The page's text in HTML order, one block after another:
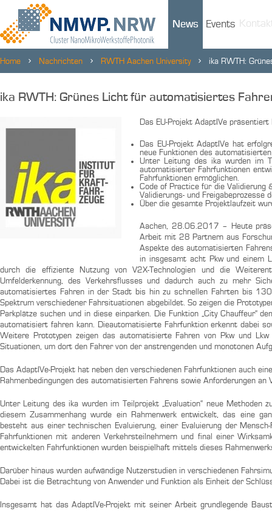
News Events
Home Nachrichten RWTH Aachen University ika RWTH:
ika RWTH: Grünes Licht für automatisiertes
Das EU-Projekt AdaptIVe
Das EU-Projekt AdaptIVe hat
neue Funktionen des
Unter Leitung des ika wurden im
automatisierter Fahrfunktionen
Fahrfunktionen ermöglichen.
Code of Practice für die Validierung
Validierungs- und Freigabeprozesse
Über die gesamte Projektlaufzeit
Aachen, 28.06.2017 – Heute
Arbeit mit 28 Partnern aus
Aspekte des automatisierten
in insgesamt acht Pkw und einem
durch die effiziente Nutzung von V2X-Technologien und die
Umfelderkennung, des Verkehrsflusses und dadurch auch zu mehr
automatisiertes Fahren in der Stadt bis hin zu schnellen Fahrten bis
Spektrum verschiedener Fahrsituationen abgebildet. So zeigen die
Parkplätze suchen und in diese einparken. Die Funktion „City Chauffeur“
automatisiert fahren kann. Dieautomatisierte Fahrfunktion erkennt dabei
Weitere Prototypen zeigen das automatisierte Fahren von Pkw und
Situationen, um dort den Fahrer von der anstrengenden und monotonen
Das AdaptIVe-Projekt hat neben den verschiedenen Fahrfunktionen auch
Rahmenbedingungen des automatisierten Fahrens sowie Anforderungen an
Unter Leitung des ika wurden im Teilprojekt „Evaluation“ neue
diesem Zusammenhang wurde ein Rahmenwerk entwickelt, das eine
besteht aus einer technischen Evaluierung, einer Evaluierung der
Fahrfunktionen mit anderen Verkehrsteilnehmern und final einer
entwickelten Fahrfunktionen wurden beispielhaft mittels dieses
Darüber hinaus wurden aufwändige Nutzerstudien in verschiedenen
Dabei ist die Betrachtung von Anwender und Funktion als Einheit der
Insgesamt hat das AdaptIVe-Projekt mit seiner Arbeit grundlegende